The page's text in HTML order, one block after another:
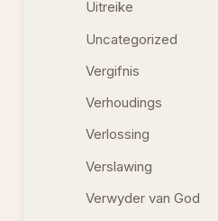
Uitreike
Uncategorized
Vergifnis
Verhoudings
Verlossing
Verslawing
Verwyder van God